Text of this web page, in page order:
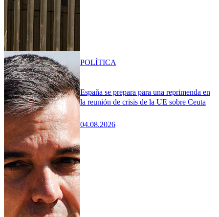
España se prepara para una reprimenda en
la reunión de crisis de la UE sobre Ceuta
04.08.2026
POLÍTICA